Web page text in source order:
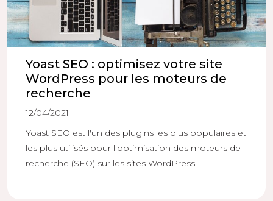
Yoast SEO : optimisez votre site
WordPress pour les moteurs de
recherche
12/04/2021
Yoast SEO est l'un des plugins les plus populaires et
les plus utilisés pour l'optimisation des moteurs de
recherche (SEO) sur les sites WordPress.